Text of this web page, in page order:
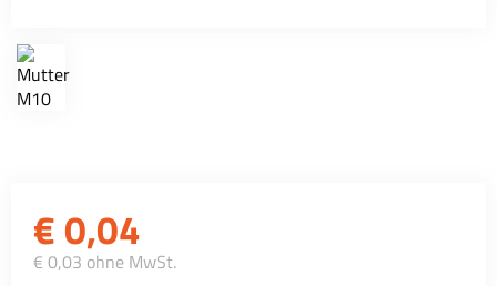
€0,04
€ 0,03 ohne MwSt.